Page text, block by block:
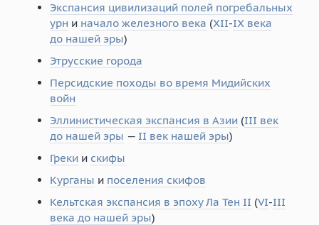
Экспансия цивилизаций полей погребальных
урн и начало железного века (XII-IX века
до нашей эры)
Этрусские города
Персидские походы во время Мидийских
войн
Эллинистическая экспансия в Азии (III век
до нашей эры — II век нашей эры)
Греки и скифы
Курганы и поселения скифов
Кельтская экспансия в эпоху Ла Тен II (VI-III
века до нашей эры)